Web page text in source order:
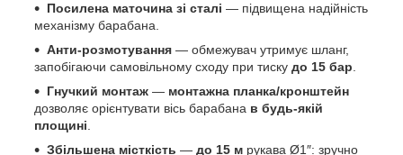
Посилена маточина зі сталі — підвищена надійність
механізму барабана.
Анти-розмотування — обмежувач утримує шланг,
запобігаючи самовільному сходу при тиску до 15 бар.
Гнучкий монтаж — монтажна планка/кронштейн
дозволяє орієнтувати вісь барабана в будь-якій
площині.
Збільшена місткість — до 15 м рукава Ø1″: зручно